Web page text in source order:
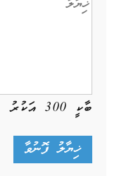
ބާކީ 300އަކުރު